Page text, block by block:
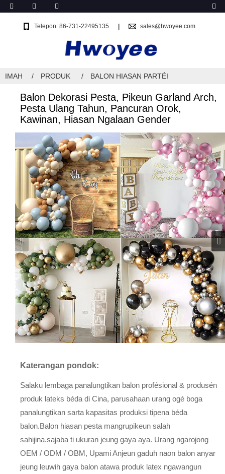
Telepon: 86-731-22495135 sales@hwoyee.com
IMAH PRODUK BALON HIASAN PARTÉI
Balon Dekorasi Pesta, Pikeun Garland Arch,
Pesta Ulang Tahun, Pancuran Orok,
Kawinan, Hiasan Ngalaan Gender
Katerangan pondok:
Salaku lembaga panalungtikan balon profésional & produsén
produk lateks béda di Cina, parusahaan urang ogé boga
panalungtikan sarta kapasitas produksi tipena béda
balon.Balon hiasan pesta mangrupikeun salah
sahijina.sajaba ti ukuran jeung gaya aya. Urang ngarojong
OEM / ODM / OBM, Upami Anjeun gaduh naon balon anyar
jeung leuwih gaya balon atawa produk latex ngawangun